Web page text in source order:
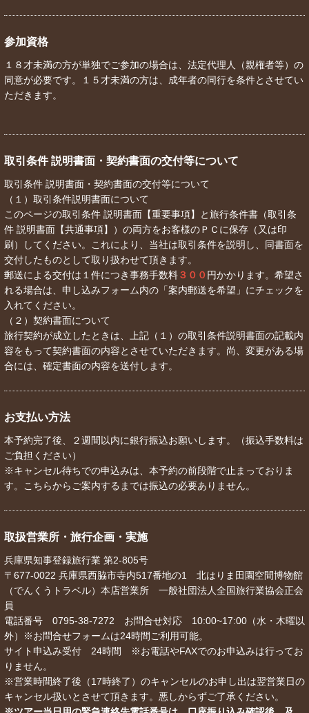
参加資格
１８才未満の方が単独でご参加の場合は、法定代理人（親権者等）の
同意が必要です。１５才未満の方は、成年者の同行を条件とさせてい
ただきます。
取引条件 説明書面・契約書面の交付等について
取引条件 説明書面・契約書面の交付等について
（１）取引条件説明書面について
このページの取引条件 説明書面【重要事項】と旅行条件書（取引条
件 説明書面【共通事項】）の両方をお客様のＰＣに保存（又は印
刷）してください。これにより、当社は取引条件を説明し、同書面を
交付したものとして取り扱わせて頂きます。
郵送による交付は１件につき事務手数料３００円かかります。希望さ
れる場合は、申し込みフォーム内の「案内郵送を希望」にチェックを
入れてください。
（２）契約書面について
旅行契約が成立したときは、上記（１）の取引条件説明書面の記載内
容をもって契約書面の内容とさせていただきます。尚、変更がある場
合には、確定書面の内容を送付します。
お支払い方法
本予約完了後、２週間以内に銀行振込お願いします。（振込手数料は
ご負担ください）
※キャンセル待ちでの申込みは、本予約の前段階で止まっておりま
す。こちらからご案内するまでは振込の必要ありません。
取扱営業所・旅行企画・実施
兵庫県知事登録旅行業 第2-805号
〒677-0022 兵庫県西脇市寺内517番地の1 北はりま田園空間博物館
（でんくうトラベル）本店営業所 一般社団法人全国旅行業協会正会
員
電話番号 0795-38-7272 お問合せ対応 10:00~17:00（水・木曜以
外）※お問合せフォームは24時間ご利用可能。
サイト申込み受付 24時間 ※お電話やFAXでのお申込みは行ってお
りません。
※営業時間終了後（17時終了）のキャンセルのお申し出は翌営業日の
キャンセル扱いとさせて頂きます。悪しからずご了承ください。